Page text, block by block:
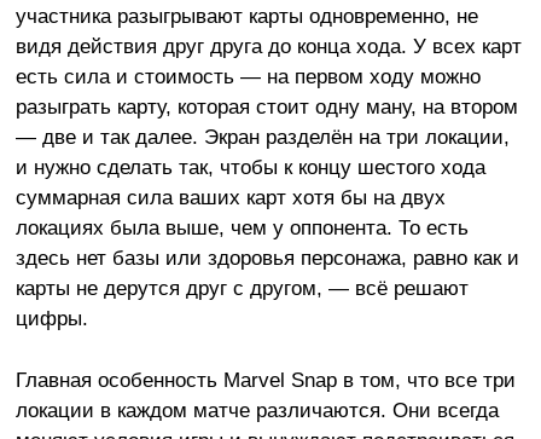
участника разыгрывают карты одновременно, не
видя действия друг друга до конца хода. У всех карт
есть сила и стоимость — на первом ходу можно
разыграть карту, которая стоит одну ману, на втором
— две и так далее. Экран разделён на три локации,
и нужно сделать так, чтобы к концу шестого хода
суммарная сила ваших карт хотя бы на двух
локациях была выше, чем у оппонента. То есть
здесь нет базы или здоровья персонажа, равно как и
карты не дерутся друг с другом, — всё решают
цифры.
Главная особенность Marvel Snap в том, что все три
локации в каждом матче различаются. Они всегда